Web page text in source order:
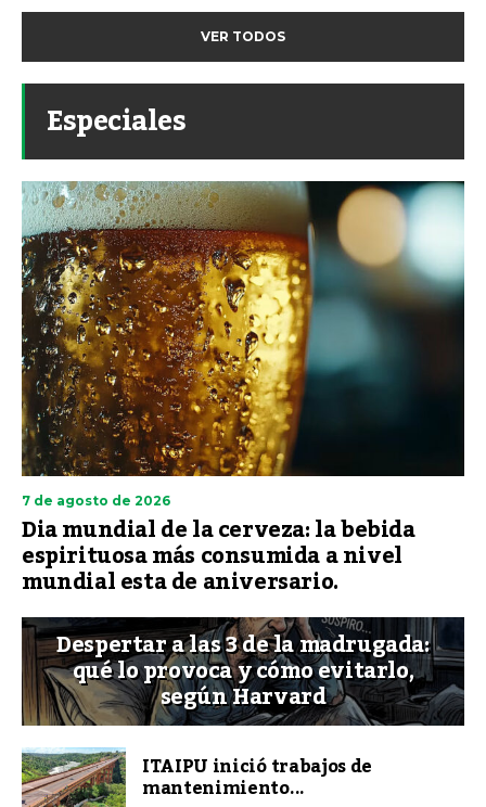
VER TODOS
Especiales
7 de agosto de 2026
Dia mundial de la cerveza: la bebida
espirituosa más consumida a nivel
mundial esta de aniversario.
Despertar a las 3 de la madrugada:
qué lo provoca y cómo evitarlo,
según Harvard
ITAIPU inició trabajos de
mantenimiento...